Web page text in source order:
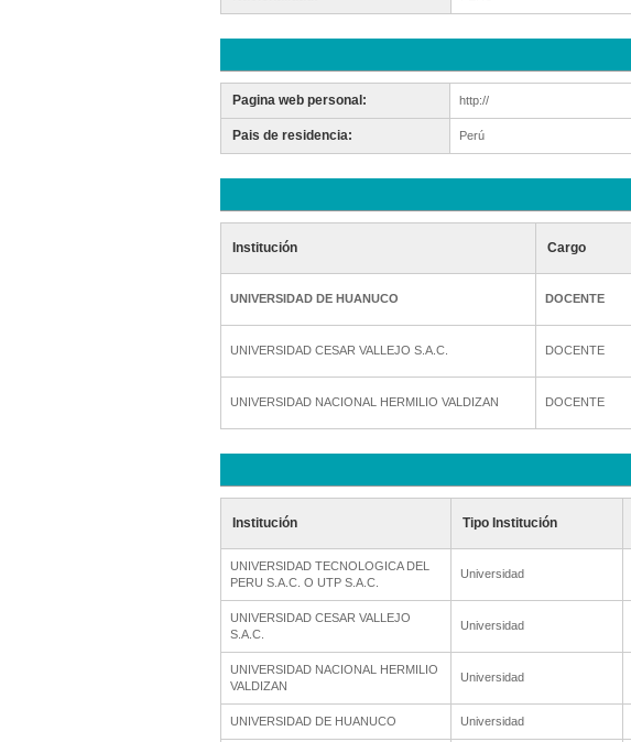
Pagina web personal: http://
Pais de residencia: Perú
Institución Cargo
UNIVERSIDAD DE HUANUCO DOCENTE
UNIVERSIDAD CESAR VALLEJO S.A.C. DOCENTE
UNIVERSIDAD NACIONAL HERMILIO VALDIZAN DOCENTE
Institución Tipo Institución
UNIVERSIDAD TECNOLOGICA DEL
PERU S.A.C. O UTP S.A.C.
Universidad
UNIVERSIDAD CESAR VALLEJO
S.A.C.
Universidad
UNIVERSIDAD NACIONAL HERMILIO
VALDIZAN
Universidad
UNIVERSIDAD DE HUANUCO Universidad